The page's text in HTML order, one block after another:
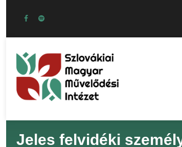
Jeles felvidéki